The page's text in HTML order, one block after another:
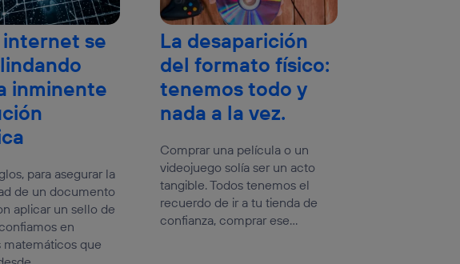
internet se
inminente
para asegurar la
de un documento
aplicar un sello de
en
matemáticos que
La desaparición
del formato físico:
tenemos todo y
nada a la vez.
Comprar una película o un
videojuego solía ser un acto
tangible. Todos tenemos el
recuerdo de ir a tu tienda de
confianza, comprar ese...